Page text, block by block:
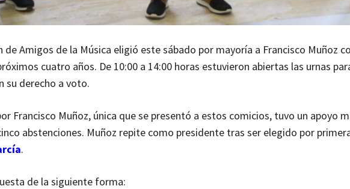
de Amigos de la Música eligió este sábado por mayoría a Francisco Muñoz
cuatro años. De 10:00 a 14:00 horas estuvieron abiertas las urnas
su derecho a voto.
Francisco Muñoz, única que se presentó a estos comicios, tuvo un apoyo
abstenciones. Muñoz repite como presidente tras ser elegido por
.
de la siguiente forma: